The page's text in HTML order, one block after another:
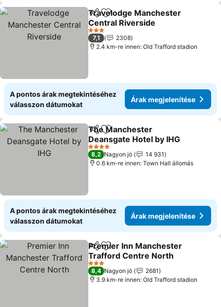
Megosztás
Hozzáadás a kedvencekhez
Travelodge Manchester
Central Riverside
Árak megjelenítése
3 Kategória
7,1
2308
2.4 km-re innen: Old Trafford stadion
A pontos árak megtekintéséhez
válasszon dátumokat
Árak megjelenítése
Megosztás
Hozzáadás a kedvencekhez
The Manchester
Deansgate Hotel by IHG
Árak megjelenítése
4 Kategória
8,2 Nagyon jó
14 931
0.6 km-re innen: Town Hall állomás
A pontos árak megtekintéséhez
válasszon dátumokat
Árak megjelenítése
Megosztás
Hozzáadás a kedvencekhez
Premier Inn Manchester
Trafford Centre North
Árak megjelenítése
3 Kategória
8,4 Nagyon jó
2681
3.9 km-re innen: Old Trafford stadion